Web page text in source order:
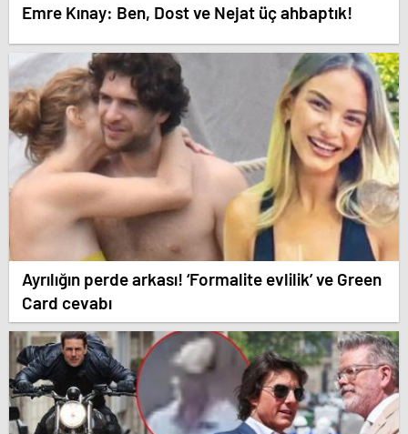
Emre Kınay: Ben, Dost ve Nejat üç ahbaptık!
Ayrılığın perde arkası! ‘Formalite evlilik’ ve Green
Card cevabı